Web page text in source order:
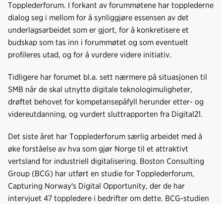
Topplederforum. I forkant av forummøtene har topplederne
dialog seg i mellom for å synliggjøre essensen av det
underlagsarbeidet som er gjort, for å konkretisere et
budskap som tas inn i forummøtet og som eventuelt
profileres utad, og for å vurdere videre initiativ.
Tidligere har forumet bl.a. sett nærmere på situasjonen til
SMB når de skal utnytte digitale teknologimuligheter,
drøftet behovet for kompetansepåfyll herunder etter- og
videreutdanning, og vurdert sluttrapporten fra Digital21.
Det siste året har Topplederforum særlig arbeidet med å
øke forståelse av hva som gjør Norge til et attraktivt
vertsland for industriell digitalisering. Boston Consulting
Group (BCG) har utført en studie for Topplederforum,
Capturing Norway's Digital Opportunity, der de har
intervjuet 47 toppledere i bedrifter om dette. BCG-studien